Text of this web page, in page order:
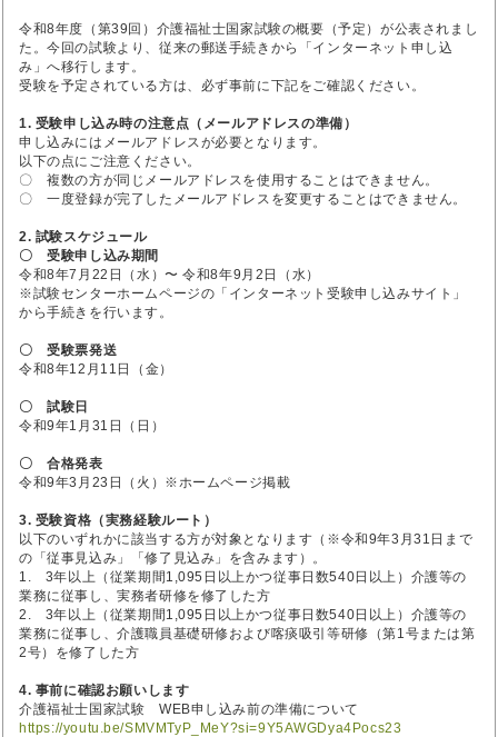
令和8年度（第39回）介護福祉士国家試験の概要（予定）が公表されまし
た。今回の試験より、従来の郵送手続きから「インターネット申し込
み」へ移行します。
受験を予定されている方は、必ず事前に下記をご確認ください。
1. 受験申し込み時の注意点（メールアドレスの準備）
申し込みにはメールアドレスが必要となります。
以下の点にご注意ください。
〇 複数の方が同じメールアドレスを使用することはできません。
〇 一度登録が完了したメールアドレスを変更することはできません。
2. 試験スケジュール
〇 受験申し込み期間
令和8年7月22日（水）〜 令和8年9月2日（水）
※試験センターホームページの「インターネット受験申し込みサイト」
から手続きを行います。
〇 受験票発送
令和8年12月11日（金）
〇 試験日
令和9年1月31日（日）
〇 合格発表
令和9年3月23日（火）※ホームページ掲載
3. 受験資格（実務経験ルート）
以下のいずれかに該当する方が対象となります（※令和9年3月31日まで
の「従事見込み」「修了見込み」を含みます）。
1. 3年以上（従業期間1,095日以上かつ従事日数540日以上）介護等の
業務に従事し、実務者研修を修了した方
2. 3年以上（従業期間1,095日以上かつ従事日数540日以上）介護等の
業務に従事し、介護職員基礎研修および喀痰吸引等研修（第1号または第
2号）を修了した方
4. 事前に確認お願いします
介護福祉士国家試験 WEB申し込み前の準備について
https://youtu.be/SMVMTyP_MeY?si=9Y5AWGDya4Pocs23